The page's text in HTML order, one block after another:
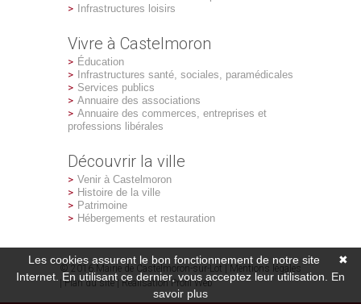
Infrastructures loisirs
Vivre à Castelmoron
Éducation
Infrastructures santé, sociales, paramédicales
Services publics
Annuaire des associations
Annuaire des commerces, entreprises et
professions libérales
Découvrir la ville
Venir à Castelmoron
Histoire de la ville
Patrimoine
Hébergements et restauration
© 2016 Mairie de Castelmoron-sur-Lot |
Mentions légales
|Plan du site| RéalisationProfil Web
✖
Les cookies assurent le bon fonctionnement de notre site
Internet. En utilisant ce dernier, vous acceptez leur utilisation. En
savoir plus